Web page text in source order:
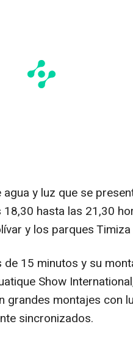
y luz que se
hasta las 21,30
y los parques
15 minutos y su
Show
grandes montajes con
sincronizados.